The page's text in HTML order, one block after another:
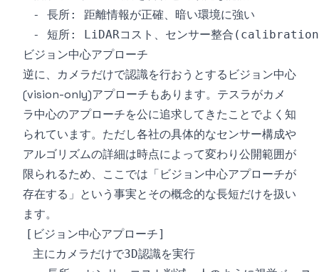
ビジョン中心アプローチ
逆に、カメラだけで認識を行おうとするビジョン中心
(vision-only)アプローチもあります。テスラがカメ
ラ中心のアプローチを公に追求してきたことでよく知
られています。ただし各社の具体的なセンサー構成や
アルゴリズムの詳細は時点によって変わり公開範囲が
限られるため、ここでは「ビジョン中心アプローチが
存在する」という事実とその概念的な長短だけを扱い
ます。